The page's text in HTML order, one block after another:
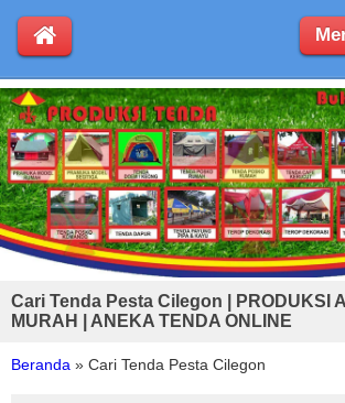
Cari Tenda Pesta Cilegon | PRODUKSI
MURAH | ANEKA TENDA ONLINE
Beranda » Cari Tenda Pesta Cilegon